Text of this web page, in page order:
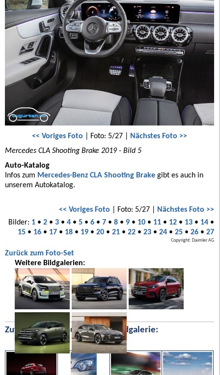
<< Voriges Foto | Foto: 5/27 | Nächstes Foto >>
Mercedes CLA Shooting Brake 2019 - Bild 5
Auto-Katalog
Infos zum Mercedes-Benz CLA Shooting Brake gibt es auch in
unserem Autokatalog.
<< Voriges Foto | Foto: 5/27 | Nächstes Foto >>
Bilder: 1• 2• 3• 4• 5• 6• 7• 8• 9• 10• 11• 12• 13• 14•
15• 16• 17• 18• 19• 20• 21• 22• 23• 24• 25• 26• 27
Copyright: Daimler AG
Zurück zum Foto-Set
Weitere Bildgalerien:
Zufällige Bilder aus unserer Bildgalerie: